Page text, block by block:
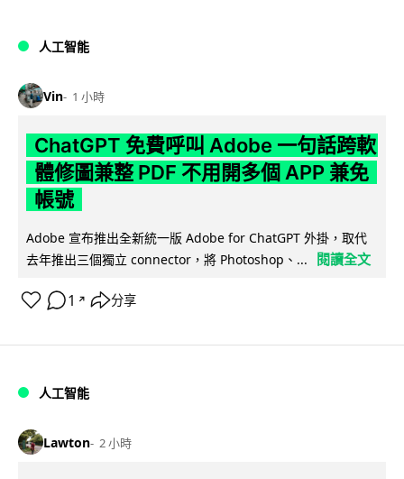
人工智能
Vin 1 小時
ChatGPT 免費呼叫 Adobe 一句話跨軟
體修圖兼整 PDF 不用開多個 APP 兼免
帳號
Adobe 宣布推出全新統一版 Adobe for ChatGPT 外掛，取代
去年推出三個獨立 connector，將 Photoshop、...
閱讀全文
1 ↗ 分享
人工智能
Lawton 2 小時